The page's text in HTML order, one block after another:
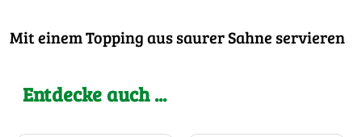
Mit einem Topping aus saurer Sahne servieren
Entdecke auch ...